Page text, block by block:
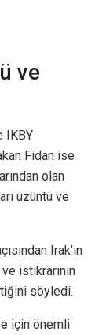
ve
IKBY
Fidan ise
olan
üzüntü ve
Irak’ın
istikrarının
söyledi.
için önemli